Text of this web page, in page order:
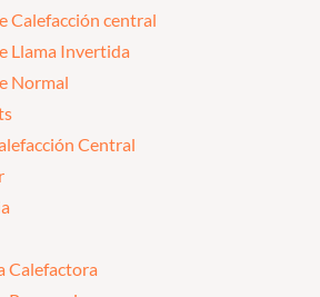
Calefacción central
Llama Invertida
Normal
Central
Calefactora